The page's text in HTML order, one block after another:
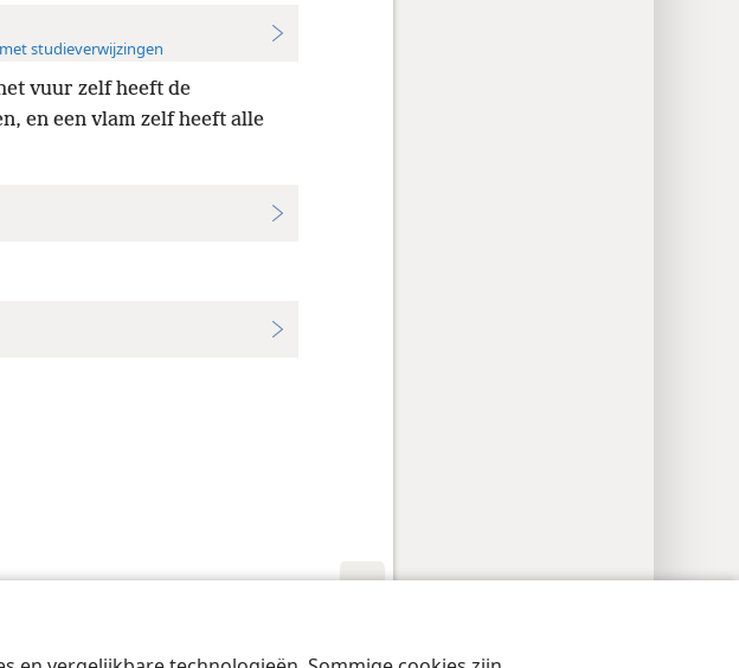
studieverwijzingen
vuur zelf heeft de
en een vlam zelf heeft alle